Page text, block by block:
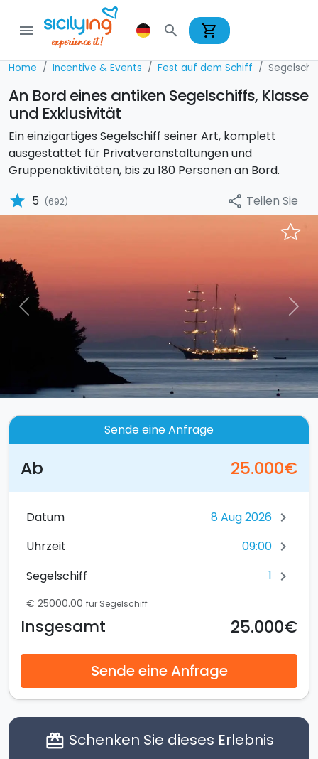
menu search shopping_cart
Home Incentive & Events Fest auf dem Schiff
An Bord eines antiken Segelschiffs, Klasse
und Exklusivität
Ein einzigartiges Segelschiff seiner Art, komplett
ausgestattet für Privatveranstaltungen und
Gruppenaktivitäten, bis zu 180 Personen an Bord.
star 5 (692) share Teilen Sie
Previous Next
Sende eine Anfrage
Ab 25.000€
Datum chevron_right
Uhrzeit 09:00 chevron_right
Segelschiff 1 chevron_right
€ 25000.00 für Segelschiff
Insgesamt 25.000€
Sende eine Anfrage
card_giftcard Schenken Sie dieses Erlebnis